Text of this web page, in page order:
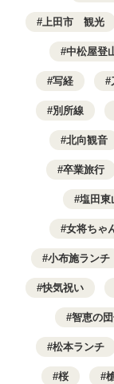
上田市 観光
中松屋登
写経
別所線
北向観音
卒業旅行
塩田東
女将ちゃ
小布施ランチ
快気祝い
智恵の
松本ランチ
桜